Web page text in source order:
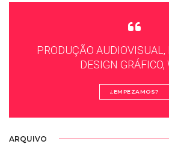
PRODUÇÃO AUDIOVISUAL,
DESIGN GRÁFICO,
¿EMPEZAMOS?
ARQUIVO